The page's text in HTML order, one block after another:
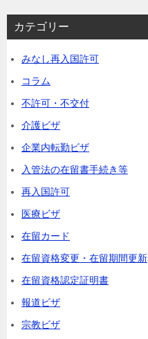
カテゴリー
みなし再入国許可
コラム
不許可・不交付
介護ビザ
企業内転勤ビザ
入管法の在留書手続き等
再入国許可
医療ビザ
在留カード
在留資格変更・在留期間更新
在留資格認定証明書
報道ビザ
宗教ビザ